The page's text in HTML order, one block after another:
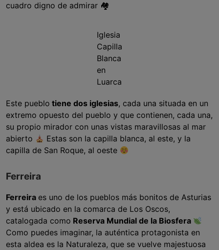
cuadro digno de admirar 🏘
Iglesia
Capilla
Blanca
en
Luarca
Este pueblo tiene dos iglesias, cada una situada en un
extremo opuesto del pueblo y que contienen, cada una,
su propio mirador con unas vistas maravillosas al mar
abierto
Estas son la capilla blanca, al este, y la
capilla de San Roque, al oeste
Ferreira
Ferreira es uno de los pueblos más bonitos de Asturias
y está ubicado en la comarca de Los Oscos,
catalogada como Reserva Mundial de la Biosfera
Como puedes imaginar, la auténtica protagonista en
esta aldea es la Naturaleza, que se vuelve majestuosa